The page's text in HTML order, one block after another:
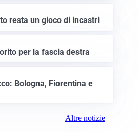
resta un gioco di incastri
per la fascia destra
Bologna, Fiorentina e
Altre notizie